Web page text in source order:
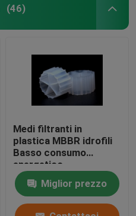
(46)
Medi filtranti in
plastica MBBR idrofili
Basso consumo
energetico
Miglior prezzo